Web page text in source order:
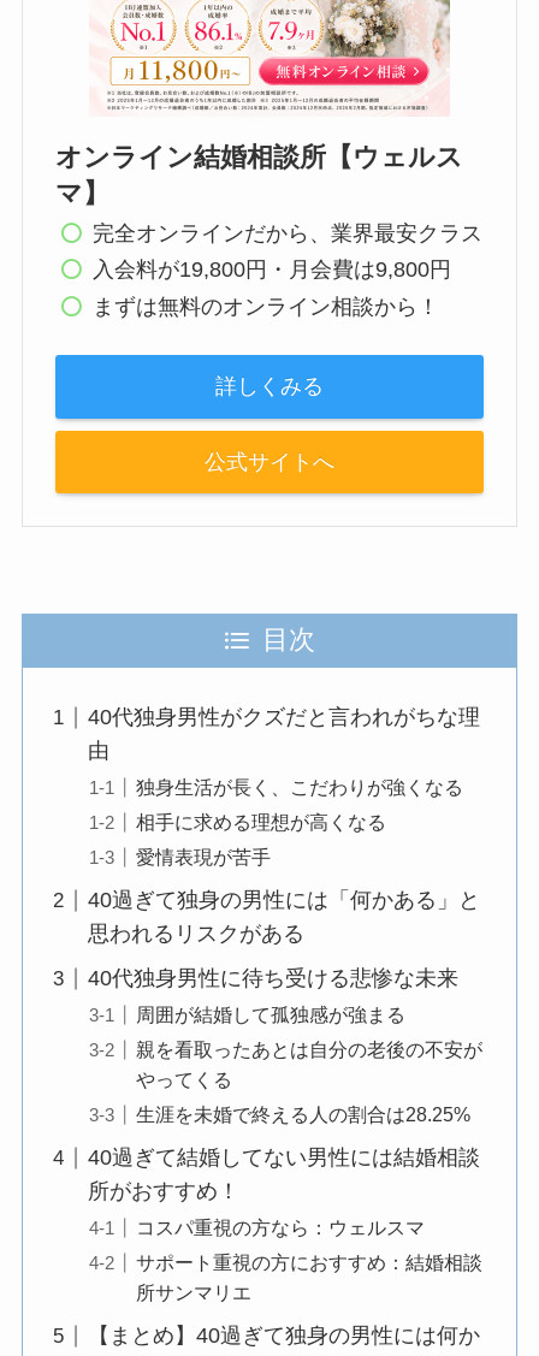
オンライン結婚相談所【ウェルス
マ】
完全オンラインだから、業界最安クラス
入会料が19,800円・月会費は9,800円
まずは無料のオンライン相談から！
詳しくみる
公式サイトへ
目次
40代独身男性がクズだと言われがちな理
由
独身生活が長く、こだわりが強くなる
相手に求める理想が高くなる
愛情表現が苦手
40過ぎて独身の男性には「何かある」と
思われるリスクがある
40代独身男性に待ち受ける悲惨な未来
周囲が結婚して孤独感が強まる
親を看取ったあとは自分の老後の不安が
やってくる
生涯を未婚で終える人の割合は28.25%
40過ぎて結婚してない男性には結婚相談
所がおすすめ！
コスパ重視の方なら：ウェルスマ
サポート重視の方におすすめ：結婚相談
所サンマリエ
【まとめ】40過ぎて独身の男性には何か